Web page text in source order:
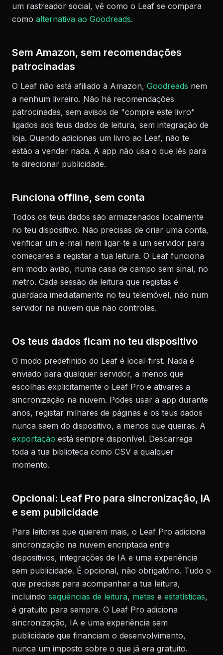
um rastreador social, vê como o Leaf se compara
como alternativa ao Goodreads.
Sem Amazon, sem recomendações
patrocinadas
O Leaf não está afiliado à Amazon, Goodreads nem
a nenhum livreiro. Não há recomendações
patrocinadas, sem avisos de "compre este livro"
ligados aos teus dados de leitura, sem integração de
loja. Quando adicionas um livro ao Leaf, não te
estão a vender nada. A app não usa o que lês para
te direcionar publicidade.
Funciona offline, sem conta
Todos os teus dados são armazenados localmente
no teu dispositivo. Não precisas de criar uma conta,
verificar um e-mail nem ligar-te a um servidor para
começares a registar a tua leitura. O Leaf funciona
em modo avião, numa casa de campo sem sinal, no
metro. Cada sessão de leitura que registas é
guardada imediatamente no teu telemóvel, não num
servidor na nuvem que não controlas.
Os teus dados ficam no teu dispositivo
O modo predefinido do Leaf é local-first. Nada é
enviado para qualquer servidor, a menos que
escolhas explicitamente o Leaf Pro e ativares a
sincronização na nuvem. Podes usar a app durante
anos, registar milhares de páginas e os teus dados
nunca saem do dispositivo, a menos que queiras. A
exportação está sempre disponível. Descarrega
toda a tua biblioteca como CSV a qualquer
momento.
Opcional: Leaf Pro para sincronização, IA
e sem publicidade
Para leitores que querem mais, o Leaf Pro adiciona
sincronização na nuvem encriptada entre
dispositivos, integrações de IA e uma experiência
sem publicidade. É opcional, não obrigatório. Tudo o
que precisas para acompanhar a tua leitura,
incluindo sequências de leitura, metas e estatísticas,
é gratuito para sempre. O Leaf Pro adiciona
sincronização, IA e uma experiência sem
publicidade que financiam o desenvolvimento,
nunca um imposto sobre o que já era gratuito.